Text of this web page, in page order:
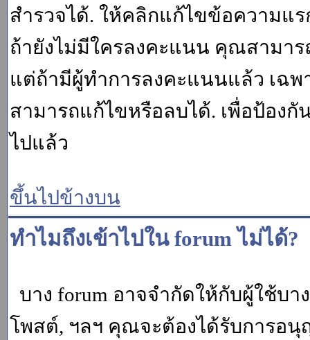
สำรวจได้. ให้คลิกแก้ไขข้อความแ
ถ้ายังไม่มีใครลงคะแนน คุณสามา
แต่ถ้ามีผู้ทำการลงคะแนนแล้ว เฉพา
สามารถแก้ไขหรือลบได้. เพื่อป้อง
ไปแล้ว
ขึ้นไปข้างบน
ทำไมถึงเข้าไปใน forum ไม่ได้?
บาง forum อาจจำกัดให้กับผู้ใช้บ
โพสต์, ฯลฯ คุณจะต้องได้รับการอนุ